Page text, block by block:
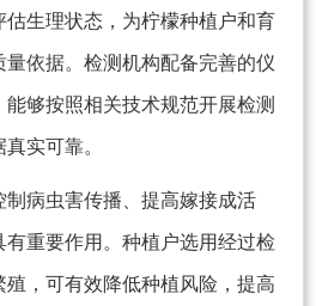
估生理状态，为柠檬种植户和育
依据。检测机构配备完善的仪
够按照相关技术规范开展检测
实可靠。
制病虫害传播、提高嫁接成活
重要作用。种植户选用经过检
，可有效降低种植风险，提高